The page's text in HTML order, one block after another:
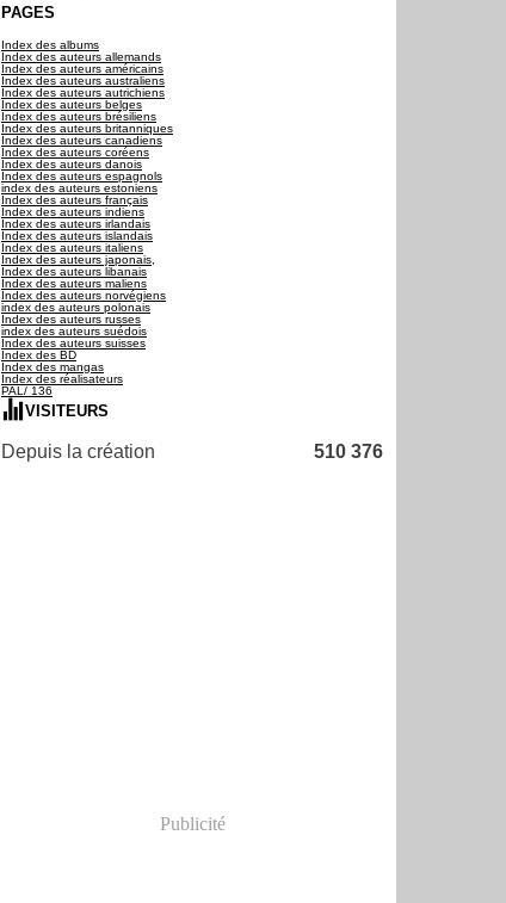
PAGES
Index des albums
Index des auteurs allemands
Index des auteurs américains
Index des auteurs australiens
Index des auteurs autrichiens
Index des auteurs belges
Index des auteurs brésiliens
Index des auteurs britanniques
Index des auteurs canadiens
Index des auteurs coréens
Index des auteurs danois
Index des auteurs espagnols
index des auteurs estoniens
Index des auteurs français
Index des auteurs indiens
Index des auteurs irlandais
Index des auteurs islandais
Index des auteurs italiens
Index des auteurs japonais,
Index des auteurs libanais
Index des auteurs maliens
Index des auteurs norvégiens
index des auteurs polonais
Index des auteurs russes
index des auteurs suédois
Index des auteurs suisses
Index des BD
Index des mangas
Index des réalisateurs
PAL/ 136
VISITEURS
Depuis la création 510 376
Publicité